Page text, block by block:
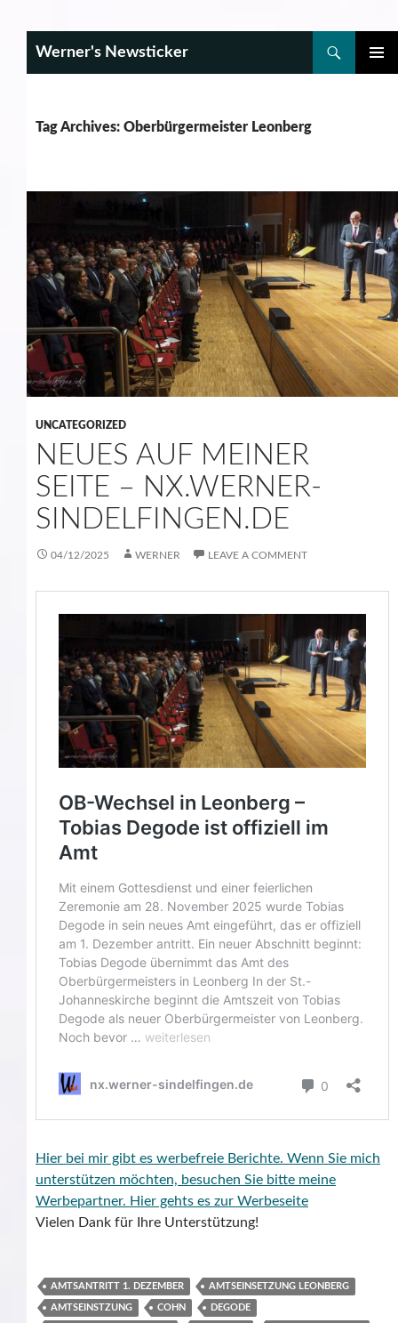
Werner's Newsticker
Tag Archives: Oberbürgermeister Leonberg
UNCATEGORIZED
NEUES AUF MEINER
SEITE – NX.WERNER-
SINDELFINGEN.DE
04/12/2025 WERNER LEAVE A COMMENT
Hier bei mir gibt es werbefreie Berichte. Wenn Sie mich
unterstützen möchten, besuchen Sie bitte meine
Werbepartner. Hier gehts es zur Werbeseite
Vielen Dank für Ihre Unterstützung!
AMTSANTRITT 1. DEZEMBER AMTSEINSETZUNG LEONBERG
AMTSEINSTZUNG COHN DEGODE